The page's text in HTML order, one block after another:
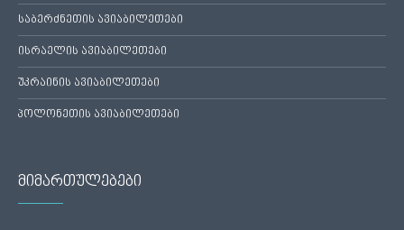
საბერძნეთის ავიაბილეთები
ისრაელის ავიაბილეთები
უკრაინის ავიაბილეთები
პოლონეთის ავიაბილეთები
მიმართულებები